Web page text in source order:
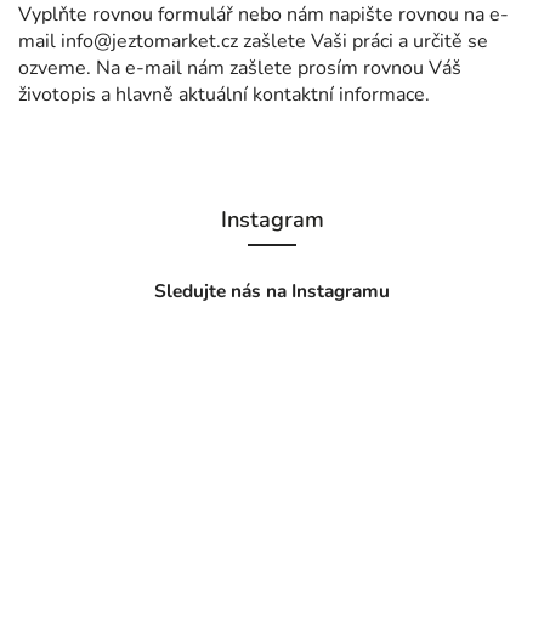
Vyplňte rovnou formulář nebo nám napište rovnou na e-
mail info@jeztomarket.czzašlete Vaši práci a určitě se
ozveme. Na e-mail nám zašlete prosím rovnou Váš
životopis a hlavně aktuální kontaktní informace.
Instagram
Sledujte nás na Instagramu